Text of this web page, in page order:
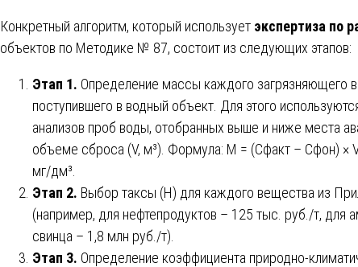
Конкретный алгоритм, который использует экспертиза по
объектов по Методике № 87, состоит из следующих этапов:
Этап 1. Определение массы каждого загрязняющего
поступившего в водный объект. Для этого
анализов проб воды, отобранных выше и ниже места
объеме сброса (V, м³). Формула: М = (Сфакт – Сфон) ×
мг/дм³.
Этап 2. Выбор таксы (Н) для каждого вещества из
(например, для нефтепродуктов – 125 тыс. руб./т, для
свинца – 1,8 млн руб./т).
Этап 3. Определение коэффициента природно-